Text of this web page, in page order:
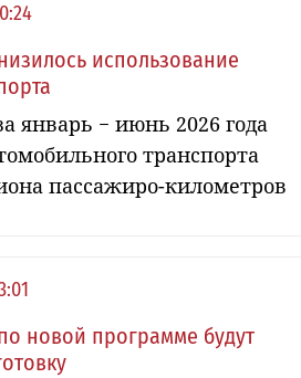
использование
январь − июнь 2026 года
транспорта
пассажиро-километров
новой программе будут